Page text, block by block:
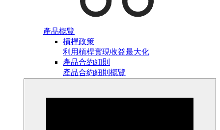
產品概覽
槓桿政策
利用槓桿實現收益最大化
產品合約細則
產品合約細則概覽